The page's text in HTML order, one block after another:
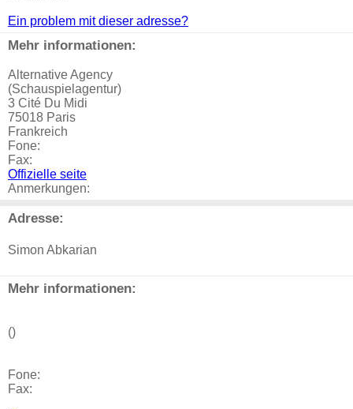
Ein problem mit dieser adresse?
Mehr informationen:
Alternative Agency
(Schauspielagentur)
3 Cité Du Midi
75018 Paris
Frankreich
Fone:
Fax:
Offizielle seite
Anmerkungen:
Adresse:
Simon Abkarian
Mehr informationen:
()
Fone:
Fax: